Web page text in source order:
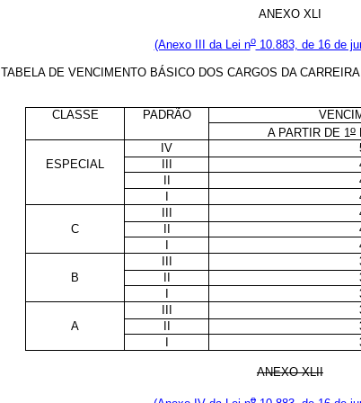
ANEXO XLI
(Anexo III da Lei no10.883, de 16 de
TABELA DE VENCIMENTO BÁSICO DOS CARGOS DA
CLASSE
PADRÃO
A PARTIR DE 1o
IV
ESPECIAL
C
B
A
ANEXO XLII
o